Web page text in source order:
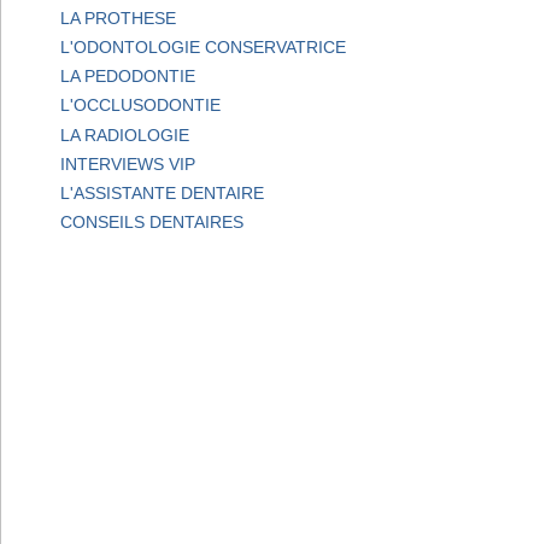
LA PROTHESE
L'ODONTOLOGIE CONSERVATRICE
LA PEDODONTIE
L'OCCLUSODONTIE
LA RADIOLOGIE
INTERVIEWS VIP
L'ASSISTANTE DENTAIRE
CONSEILS DENTAIRES